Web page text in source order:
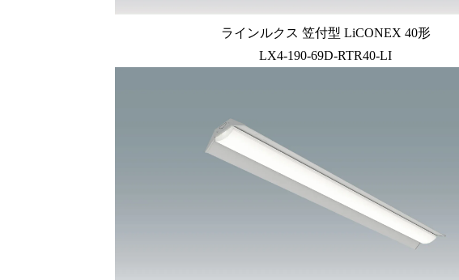
ラインルクス 笠付型 LiCONEX 40形
LX4-190-69D-RTR40-LI